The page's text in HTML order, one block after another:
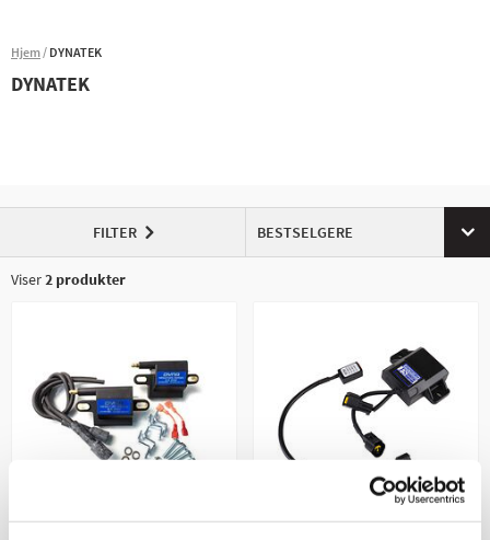
Hjem DYNATEK
DYNATEK
FILTER BESTSELGERE
Viser2 produkter